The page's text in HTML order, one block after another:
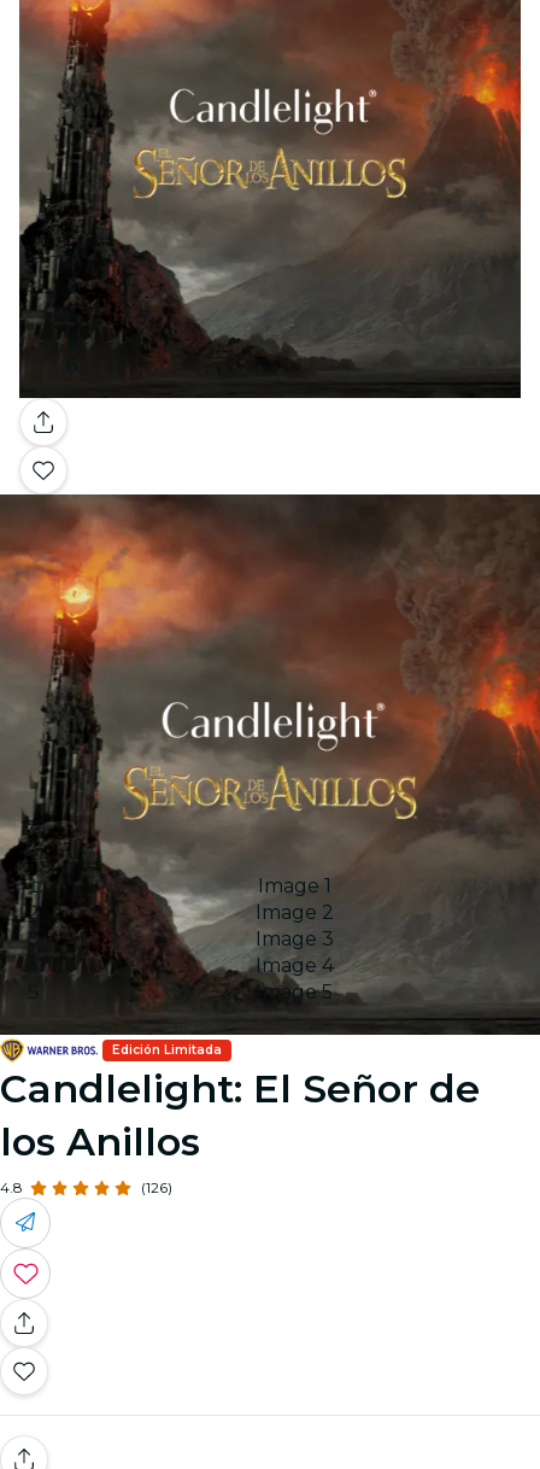
Galería
Image 1
Image 2
Image 3
Image 4
Image 5
Edición Limitada
Candlelight: El Señor de
los Anillos
4.8 (126)